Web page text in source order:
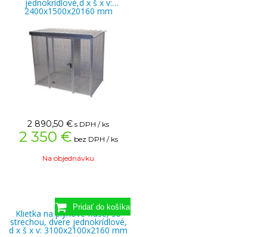
jednokrídlové,d x š x v:
2400x1500x20160 mm
2 890,50 € s DPH / ks
2 350 € bez DPH / ks
Na objednávku
Klietka na plynové fľaše, so
strechou, dvere jednokrídlové,
d x š x v: 3100x2100x2160 mm